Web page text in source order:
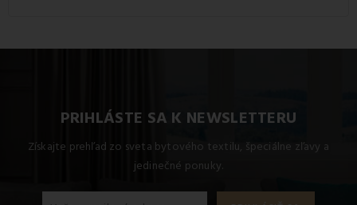
PRIHLÁSTE SA K NEWSLETTERU
Získajte prehľad zo sveta bytového textilu, špeciálne zľavy a
jedinečné ponuky.